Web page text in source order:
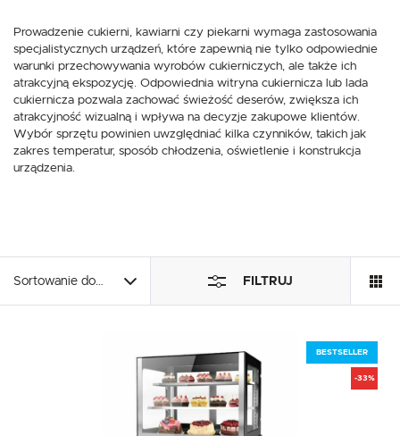
Prowadzenie cukierni, kawiarni czy piekarni wymaga zastosowania
specjalistycznych urządzeń, które zapewnią nie tylko odpowiednie
warunki przechowywania wyrobów cukierniczych, ale także ich
atrakcyjną ekspozycję. Odpowiednia witryna cukiernicza lub lada
cukiernicza pozwala zachować świeżość deserów, zwiększa ich
atrakcyjność wizualną i wpływa na decyzje zakupowe klientów.
Wybór sprzętu powinien uwzględniać kilka czynników, takich jak
zakres temperatur, sposób chłodzenia, oświetlenie i konstrukcja
urządzenia.
Sortowanie domyślne FILTRUJ
BESTSELLER
-33%
zmiany swoich ustawień.
Niezbędne
Niezbędne pliki cookies służą do prawidłowego funkcjonowania strony
umożliwiają Ci komfortowe korzystanie z oferowanych przez nas usług.
Pliki cookies odpowiadają na podejmowane przez Ciebie działania w celu m.in.
dostosowania Twoich ustawień preferencji prywatności, logowania czy
Więcej
Dzięki tym plikom cookies możemy zapewnić Ci większy komfort korzystania z
Analityczne pliki cookies pomagają nam rozwijać się i dostosowywać do Twoich
Cookies analityczne pozwalają na uzyskanie informacji w zakresie
witryny internetowej, miejsca oraz częstotliwości, z jaką odwiedzane są nasze
www. Dane pozwalają nam na ocenę naszych serwisów internetowych pod
ich popularności wśród użytkowników. Zgromadzone informacje są
ZAPISZ